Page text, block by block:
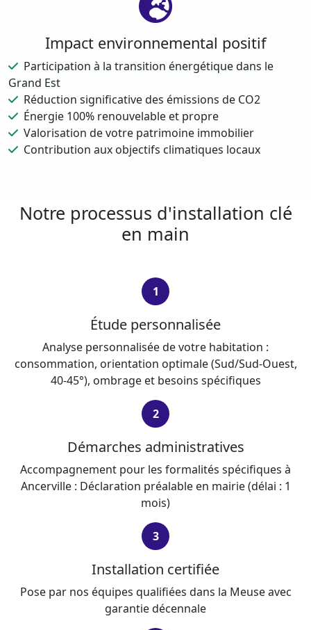
Impact environnemental positif
Participation à la transition énergétique dans le
Grand Est
Réduction significative des émissions de CO2
Énergie 100% renouvelable et propre
Valorisation de votre patrimoine immobilier
Contribution aux objectifs climatiques locaux
Notre processus d'installation clé
en main
1
Étude personnalisée
Analyse personnalisée de votre habitation :
consommation, orientation optimale (Sud/Sud-Ouest,
40-45°), ombrage et besoins spécifiques
2
Démarches administratives
Accompagnement pour les formalités spécifiques à
Ancerville : Déclaration préalable en mairie (délai : 1
mois)
3
Installation certifiée
Pose par nos équipes qualifiées dans la Meuse avec
garantie décennale